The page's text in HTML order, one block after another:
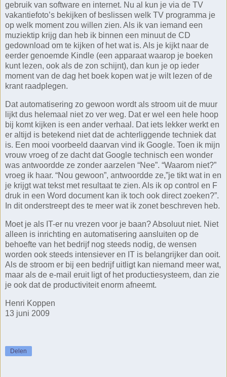
gebruik van software en internet. Nu al kun je via de TV
vakantiefoto’s bekijken of beslissen welk TV programma je
op welk moment zou willen zien. Als ik van iemand een
muziektip krijg dan heb ik binnen een minuut de CD
gedownload om te kijken of het wat is. Als je kijkt naar de
eerder genoemde Kindle (een apparaat waarop je boeken
kunt lezen, ook als de zon schijnt), dan kun je op ieder
moment van de dag het boek kopen wat je wilt lezen of de
krant raadplegen.
Dat automatisering zo gewoon wordt als stroom uit de muur
lijkt dus helemaal niet zo ver weg. Dat er wel een hele hoop
bij komt kijken is een ander verhaal. Dat iets lekker werkt en
er altijd is betekend niet dat de achterliggende techniek dat
is. Een mooi voorbeeld daarvan vind ik Google. Toen ik mijn
vrouw vroeg of ze dacht dat Google technisch een wonder
was antwoordde ze zonder aarzelen “Nee”. “Waarom niet?”
vroeg ik haar. “Nou gewoon”, antwoordde ze,”je tikt wat in en
je krijgt wat tekst met resultaat te zien. Als ik op control en F
druk in een Word document kan ik toch ook direct zoeken?”.
In dit onderstreept des te meer wat ik zonet beschreven heb.
Moet je als IT-er nu vrezen voor je baan? Absoluut niet. Niet
alleen is inrichting en automatisering aansluiten op de
behoefte van het bedrijf nog steeds nodig, de wensen
worden ook steeds intensiever en IT is belangrijker dan ooit.
Als de stroom er bij een bedrijf uitligt kan niemand meer wat,
maar als de e-mail eruit ligt of het productiesysteem, dan zie
je ook dat de productiviteit enorm afneemt.
Henri Koppen
13 juni 2009
Delen